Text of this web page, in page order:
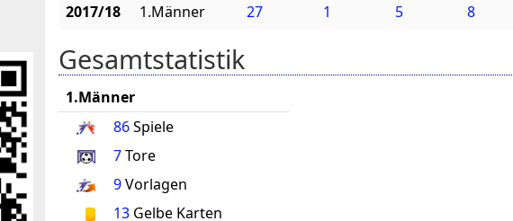
2017/18
1.Männer 27 1 5 8
Gesamtstatistik
1.Männer
86Spiele
7Tore
9Vorlagen
13 Gelbe Karten